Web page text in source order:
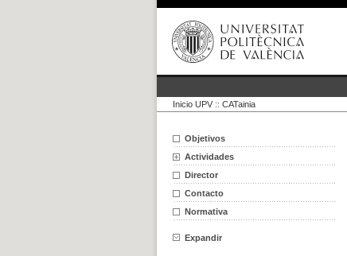
Inicio UPV :: CATainia
Objetivos
Actividades
Director
Contacto
Normativa
Expandir